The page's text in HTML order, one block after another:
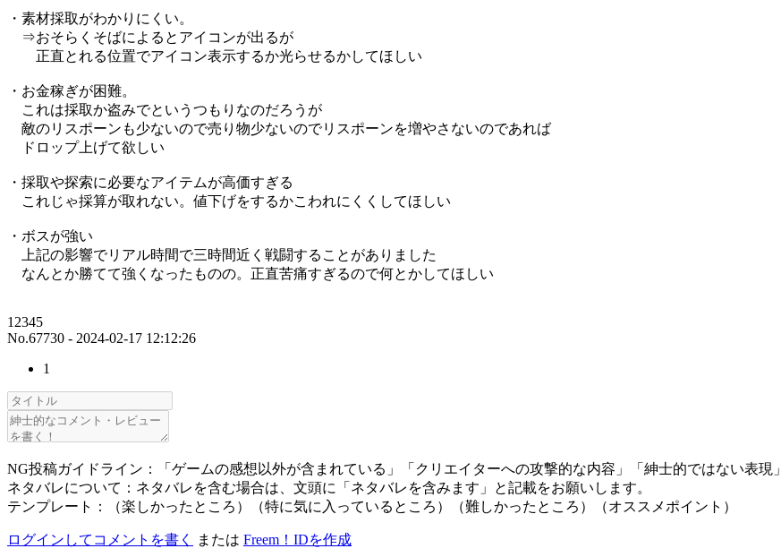
・素材採取がわかりにくい。
⇒おそらくそばによるとアイコンが出るが
正直とれる位置でアイコン表示するか光らせるかしてほしい
・お金稼ぎが困難。
これは採取か盗みでというつもりなのだろうが
敵のリスポーンも少ないので売り物少ないのでリスポーンを増やさないのであれば
ドロップ上げて欲しい
・採取や探索に必要なアイテムが高価すぎる
これじゃ採算が取れない。値下げをするかこわれにくくしてほしい
・ボスが強い
上記の影響でリアル時間で三時間近く戦闘することがありました
なんとか勝てて強くなったものの。正直苦痛すぎるので何とかしてほしい
12345
No.67730 - 2024-02-17 12:12:26
1
NG投稿ガイドライン：「ゲームの感想以外が含まれている」「クリエイターへの攻撃的な内容」「紳士的ではない表現」
ネタバレについて：ネタバレを含む場合は、文頭に「ネタバレを含みます」と記載をお願いします。
テンプレート：（楽しかったところ）（特に気に入っているところ）（難しかったところ）（オススメポイント）
ログインしてコメントを書く または Freem！IDを作成